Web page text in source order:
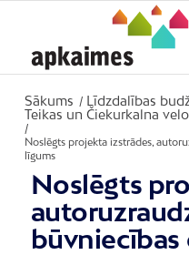
Sākums / Līdzdalības
Teikas un Čiekurkalna
/
Noslēgts projekta izstrādes,
līgums
Noslēgts
būvniecības